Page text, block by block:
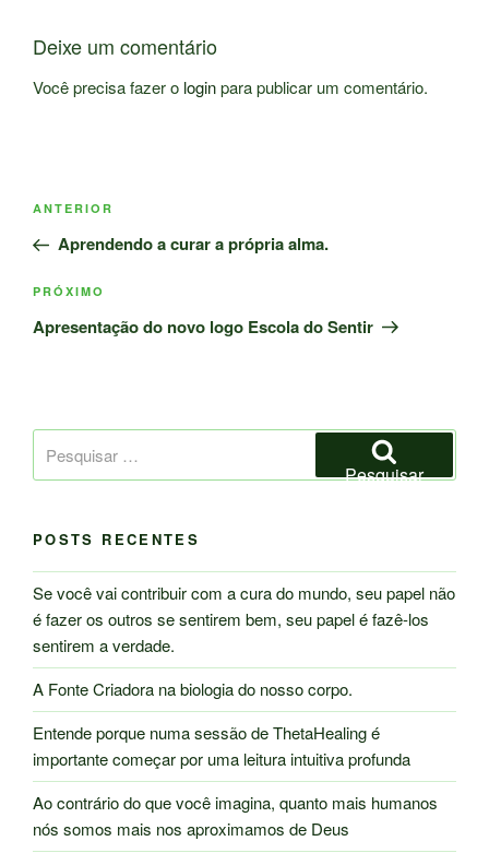
Deixe um comentário
Você precisa fazer o loginpara publicar um comentário.
Navegação
Post
Post
anterior
ANTERIOR
Aprendendo a curar a própria alma.
Próximo
post
PRÓXIMO
Apresentação do novo logo Escola do Sentir
por:
Pesquisar
POSTS RECENTES
Se você vai contribuir com a cura do mundo, seu papel não
é fazer os outros se sentirem bem, seu papel é fazê-los
sentirem a verdade.
A Fonte Criadora na biologia do nosso corpo.
Entende porque numa sessão de ThetaHealing é
importante começar por uma leitura intuitiva profunda
Ao contrário do que você imagina, quanto mais humanos
nós somos mais nos aproximamos de Deus